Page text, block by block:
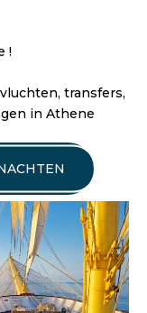
!
transfers,
in Athene